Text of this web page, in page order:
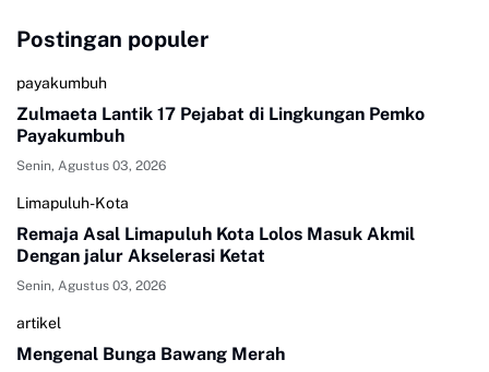
Postingan populer
payakumbuh
Zulmaeta Lantik 17 Pejabat di Lingkungan Pemko
Payakumbuh
Senin, Agustus 03, 2026
Limapuluh-Kota
Remaja Asal Limapuluh Kota Lolos Masuk Akmil
Dengan jalur Akselerasi Ketat
Senin, Agustus 03, 2026
artikel
Mengenal Bunga Bawang Merah